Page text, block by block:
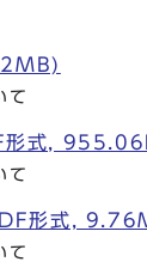
て
形式,
て
形式,
て